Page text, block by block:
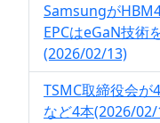
Samsungが
EPCはeGaN技術
(2026/02/13)
TSMC取締役会が
など4本(2026/